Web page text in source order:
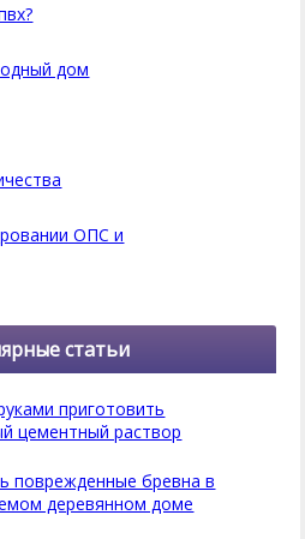
дом
ОПС и
статьи
приготовить
цементный раствор
поврежденные бревна в
деревянном доме